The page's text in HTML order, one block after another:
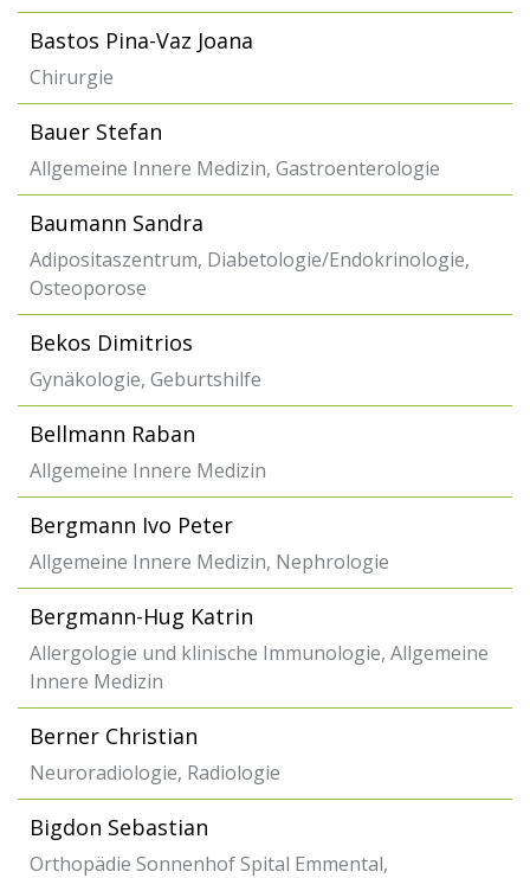
Bastos Pina-Vaz Joana
Chirurgie
Bauer Stefan
Allgemeine Innere Medizin, Gastroenterologie
Baumann Sandra
Adipositaszentrum, Diabetologie/Endokrinologie,
Osteoporose
Bekos Dimitrios
Gynäkologie, Geburtshilfe
Bellmann Raban
Allgemeine Innere Medizin
Bergmann Ivo Peter
Allgemeine Innere Medizin, Nephrologie
Bergmann-Hug Katrin
Allergologie und klinische Immunologie, Allgemeine
Innere Medizin
Berner Christian
Neuroradiologie, Radiologie
Bigdon Sebastian
Orthopädie Sonnenhof Spital Emmental,